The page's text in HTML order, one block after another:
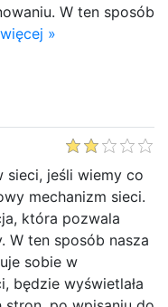
W ten sposób
»
sieci, jeśli wiemy co
mechanizm sieci.
która pozwala
W ten sposób nasza
sobie w
będzie wyświetlała